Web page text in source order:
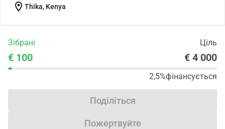
location_on Thika, Kenya
Зібрані Ціль
€ 100 € 4 000
2,5%фінансується
Поділіться
Пожертвуйте